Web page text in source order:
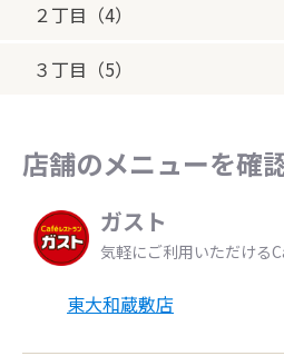
２丁目（4）
３丁目（5）
店舗のメニューを確
ガスト
気軽にご利用いただける
東大和蔵敷店